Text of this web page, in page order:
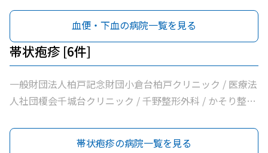
千葉市桜木園
血便・下血の病院一覧を見る
帯状疱疹 [6件]
一般財団法人柏戸記念財団小倉台柏戸クリニック / 医療法
人社団榎会千城台クリニック / 千野整形外科 / かそり整形
千葉市桜木園
帯状疱疹の病院一覧を見る